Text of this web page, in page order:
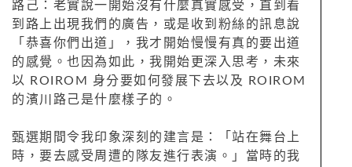
路己：老實說一開始沒有什麼真實感受，直到看
到路上出現我們的廣告，或是收到粉絲的訊息說
「恭喜你們出道」，我才開始慢慢有真的要出道
的感覺。也因為如此，我開始更深入思考，未來
以 ROIROM 身分要如何發展下去以及 ROIROM
的濱川路己是什麼樣子的。
甄選期間令我印象深刻的建言是：「站在舞台上
時，要去感受周遭的隊友進行表演。」當時的我